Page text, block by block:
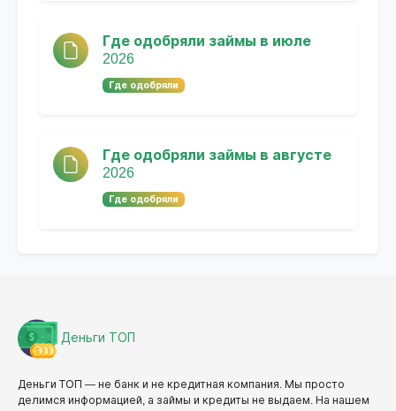
Где одобряли займы в июле
2026
Где одобряли
Где одобряли займы в августе
2026
Где одобряли
Деньги ТОП
Деньги ТОП — не банк и не кредитная компания. Мы просто
делимся информацией, а займы и кредиты не выдаем. На нашем